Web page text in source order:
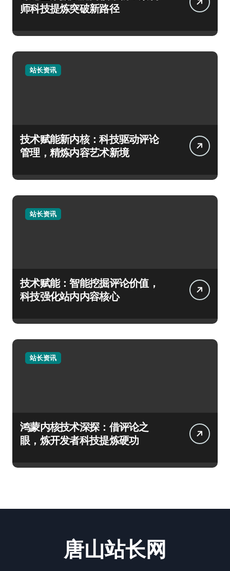
师科技提炼突破新路径
站长资讯
技术赋能新内核：科技驱动评论
管理，精炼内容艺术新境
站长资讯
技术赋能：智能挖掘评论价值，
科技强化站内内容核心
站长资讯
鸿蒙内核技术深探：借评论之
眼，炼开发者科技提炼硬功
唐山站长网